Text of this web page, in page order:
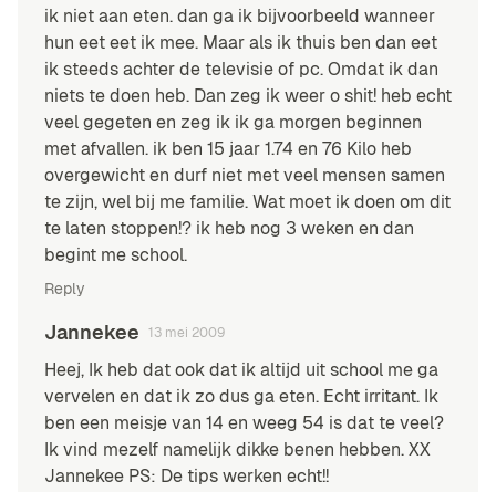
ik niet aan eten. dan ga ik bijvoorbeeld wanneer
hun eet eet ik mee. Maar als ik thuis ben dan eet
ik steeds achter de televisie of pc. Omdat ik dan
niets te doen heb. Dan zeg ik weer o shit! heb echt
veel gegeten en zeg ik ik ga morgen beginnen
met afvallen. ik ben 15 jaar 1.74 en 76 Kilo heb
overgewicht en durf niet met veel mensen samen
te zijn, wel bij me familie. Wat moet ik doen om dit
te laten stoppen!? ik heb nog 3 weken en dan
begint me school.
Reply
Jannekee 13 mei 2009
Heej, Ik heb dat ook dat ik altijd uit school me ga
vervelen en dat ik zo dus ga eten. Echt irritant. Ik
ben een meisje van 14 en weeg 54 is dat te veel?
Ik vind mezelf namelijk dikke benen hebben. XX
Jannekee PS: De tips werken echt!!